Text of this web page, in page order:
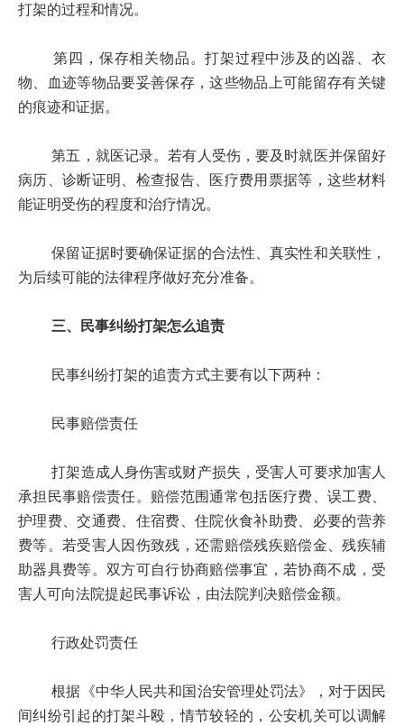
打架的过程和情况。
第四，保存相关物品。打架过程中涉及的凶器、衣
物、血迹等物品要妥善保存，这些物品上可能留存有关键
的痕迹和证据。
第五，就医记录。若有人受伤，要及时就医并保留好
病历、诊断证明、检查报告、医疗费用票据等，这些材料
能证明受伤的程度和治疗情况。
保留证据时要确保证据的合法性、真实性和关联性，
为后续可能的法律程序做好充分准备。
三、民事纠纷打架怎么追责
民事纠纷打架的追责方式主要有以下两种：
民事赔偿责任
打架造成人身伤害或财产损失，受害人可要求加害人
承担民事赔偿责任。赔偿范围通常包括医疗费、误工费、
护理费、交通费、住宿费、住院伙食补助费、必要的营养
费等。若受害人因伤致残，还需赔偿残疾赔偿金、残疾辅
助器具费等。双方可自行协商赔偿事宜，若协商不成，受
害人可向法院提起民事诉讼，由法院判决赔偿金额。
行政处罚责任
根据《中华人民共和国治安管理处罚法》，对于因民
间纠纷引起的打架斗殴，情节较轻的，公安机关可以调解